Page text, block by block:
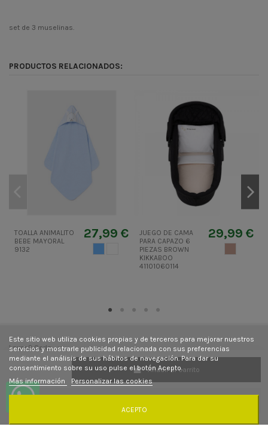
Añadir al carrito
set de 3 muselinas.
Codigo
PRODUCTOS RELACIONADOS:
TOALLA ANIMALITO
BEBE MAYORAL
9132
27,99 €
JUEGO DE CAMA
PARA CAPAZO 6
PIEZAS BROWN
KIKKABOO
41101060114
29,99 €
Laura&Carla
Contacto
Este sitio web utiliza cookies propias y de terceros para mejorar nuestros
servicios y mostrarle publicidad relacionada con sus preferencias
mediante el análisis de sus hábitos de navegación. Para dar su
consentimiento sobre su uso pulse el botón Acepto.
Más información
Personalizar las cookies
ACEPTO
Newsletter